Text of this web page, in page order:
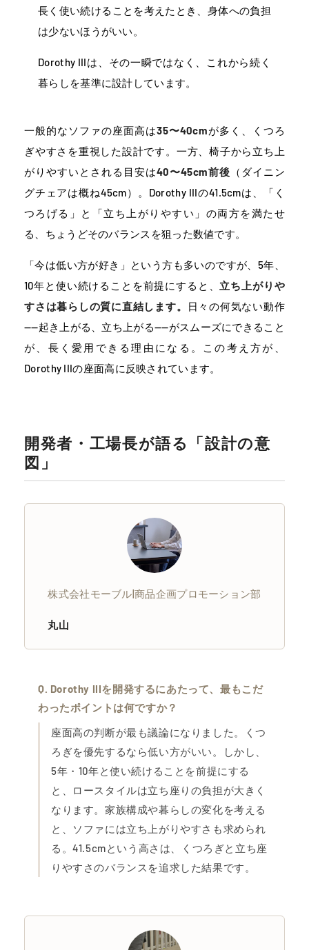
長く使い続けることを考えたとき、身体への負担
は少ないほうがいい。
Dorothy IIIは、その一瞬ではなく、これから続く
暮らしを基準に設計しています。
一般的なソファの座面高は35〜40cmが多く、くつろ
ぎやすさを重視した設計です。一方、椅子から立ち上
がりやすいとされる目安は40〜45cm前後 （ダイニン
グチェアは概ね45cm）。Dorothy IIIの41.5cmは、「く
つろげる」と「立ち上がりやすい」の両方を満たせ
る、ちょうどそのバランスを狙った数値です。
「今は低い方が好き」という方も多いのですが、5年、
10年と使い続けることを前提にすると、 立ち上がりや
すさは暮らしの質に直結します。
日々の何気ない動作
——起き上がる、立ち上がる——がスムーズにできること
が、長く愛用できる理由になる。この考え方が、
Dorothy IIIの座面高に反映されています。
開発者・工場長が語る「設計の意
図」
株式会社モーブル|商品企画プロモーション部
丸山
Dorothy IIIを開発するにあたって、最もこだ
わったポイントは何ですか？
座面高の判断が最も議論になりました。くつ
ろぎを優先するなら低い方がいい。しかし、
5年・10年と使い続けることを前提にする
と、ロースタイルは立ち座りの負担が大きく
なります。家族構成や暮らしの変化を考える
と、ソファには立ち上がりやすさも求められ
る。41.5cmという高さは、くつろぎと立ち座
りやすさのバランスを追求した結果です。